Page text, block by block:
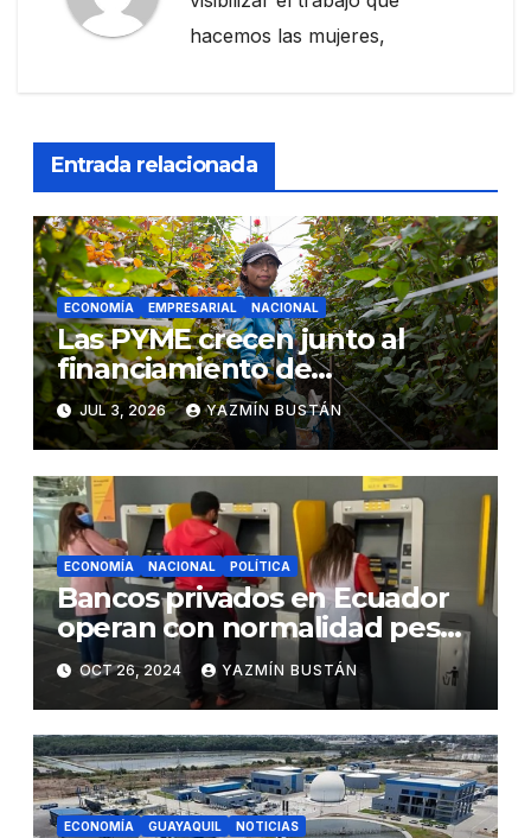
hacemos las mujeres,
Entrada relacionada
ECONOMÍA EMPRESARIAL NACIONAL
Las PYME crecen junto al
financiamiento de
BanEcuador
JUL 3, 2026 YAZMÍN BUSTÁN
ECONOMÍA NACIONAL POLÍTICA
Bancos privados en Ecuador
operan con normalidad pese
a cortes eléctricos
OCT 26, 2024 YAZMÍN BUSTÁN
ECONOMÍA GUAYAQUIL NOTICIAS